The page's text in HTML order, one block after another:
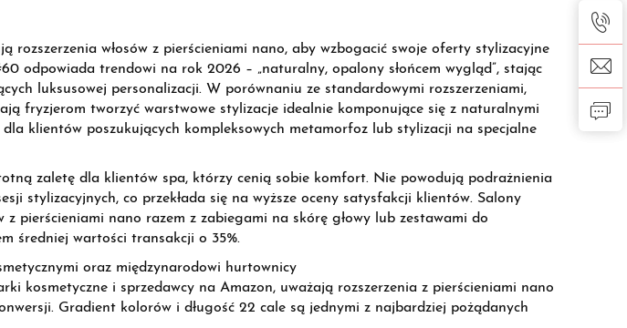
rozszerzenia włosów z pierścieniami nano, aby wzbogacić swoje oferty stylizacyjne
odpowiada trendowi na rok 2026 – „naturalny, opalony słońcem wygląd”, stając
luksusowej personalizacji. W porównaniu ze standardowymi rozszerzeniami,
fryzjerom tworzyć warstwowe stylizacje idealnie komponujące się z naturalnymi
dla klientów poszukujących kompleksowych metamorfoz lub stylizacji na specjalne
zaletę dla klientów spa, którzy cenią sobie komfort. Nie powodują podrażnienia
stylizacyjnych, co przekłada się na wyższe oceny satysfakcji klientów. Salony
z pierścieniami nano razem z zabiegami na skórę głowy lub zestawami do
średniej wartości transakcji o 35%.
oraz międzynarodowi hurtownicy
kosmetyczne i sprzedawcy na Amazon, uważają rozszerzenia z pierścieniami nano
Gradient kolorów i długość 22 cale są jednymi z najbardziej pożądanych